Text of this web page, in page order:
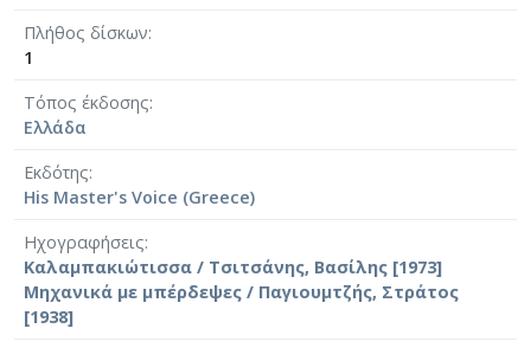
Πλήθος δίσκων
1
Τόπος έκδοσης
Ελλάδα
Εκδότης
His Master's Voice (Greece)
Ηχογραφήσεις
Καλαμπακιώτισσα / Τσιτσάνης, Βασίλης [1973]
Μηχανικά με μπέρδεψες / Παγιουμτζής, Στράτος
[1938]